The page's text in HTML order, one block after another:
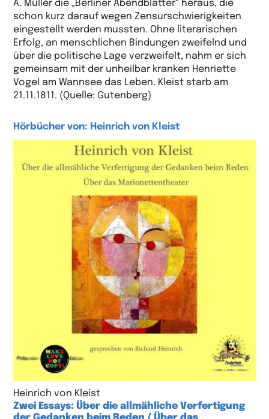
A. Müller die „Berliner Abendblätter“ heraus, die
schon kurz darauf wegen Zensurschwierigkeiten
eingestellt werden mussten. Ohne literarischen
Erfolg, an menschlichen Bindungen zweifelnd und
über die politische Lage verzweifelt, nahm er sich
gemeinsam mit der unheilbar kranken Henriette
Vogel am Wannsee das Leben. Kleist starb am
21.11.1811. (Quelle: Gutenberg)
Hörbücher von: Heinrich von Kleist
Heinrich von Kleist
Zwei Essays: Über die allmähliche Verfertigung